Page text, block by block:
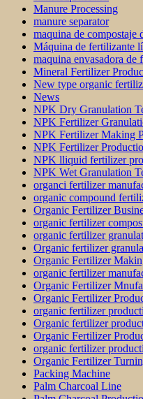
Manure Processing
manure separator
maquina de compostaje
Máquina de fertilizante
maquina envasadora de
Mineral Fertilizer
New type organic
News
NPK Dry Granulation
NPK Fertilizer
NPK Fertilizer Making
NPK Fertilizer
NPK lliquid fertilizer
NPK Wet Granulation
organci fertilizer
organic compound
Organic Fertilizer
organic fertilizer
organic fertilizer
Organic fertilizer
Organic Fertilizer
organic fertilizer
Organic Fertilizer
Organic Fertilizer
organic fertilizer
Organic fertilizer
Organic Fertilizer
organic fertilizer
Organic Fertilizer
Packing Machine
Palm Charcoal Line